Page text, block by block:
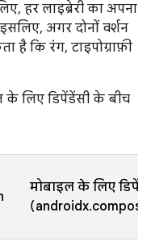
हर लाइब्रेरी का अपना
अगर दोनों वर्शन
है कि रंग, टाइपोग्राफ़ी
के लिए डिपेंडेंसी के बीच
मोबाइल के लिए